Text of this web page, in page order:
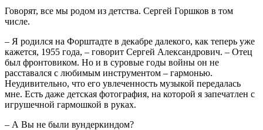
Говорят, все мы родом из детства. Сергей Горшков в том
числе.
– Я родился на Форштадте в декабре далекого, как теперь уже
кажется, 1955 года, – говорит Сергей Александрович. – Отец
был фронтовиком. Но и в суровые годы войны он не
расставался с любимым инструментом – гармонью.
Неудивительно, что его увлеченность музыкой передалась
мне. Есть даже детская фотография, на которой я запечатлен с
игрушечной гармошкой в руках.
– А Вы не были вундеркиндом?